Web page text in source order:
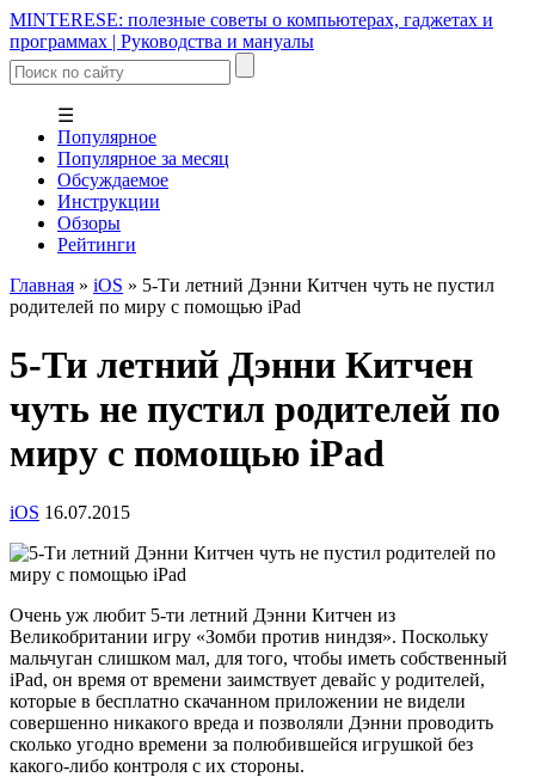
MINTERESE: полезные советы о компьютерах, гаджетах и
программах | Руководства и мануалы
☰
Популярное
Популярное за месяц
Обсуждаемое
Инструкции
Обзоры
Рейтинги
Главная » iOS » 5-Ти летний Дэнни Китчен чуть не пустил
родителей по миру с помощью iPad
5-Ти летний Дэнни Китчен
чуть не пустил родителей по
миру с помощью iPad
iOS 16.07.2015
Очень уж любит 5-ти летний Дэнни Китчен из
Великобритании игру «Зомби против ниндзя». Поскольку
мальчуган слишком мал, для того, чтобы иметь собственный
iPad, он время от времени заимствует девайс у родителей,
которые в бесплатно скачанном приложении не видели
совершенно никакого вреда и позволяли Дэнни проводить
сколько угодно времени за полюбившейся игрушкой без
какого-либо контроля с их стороны.